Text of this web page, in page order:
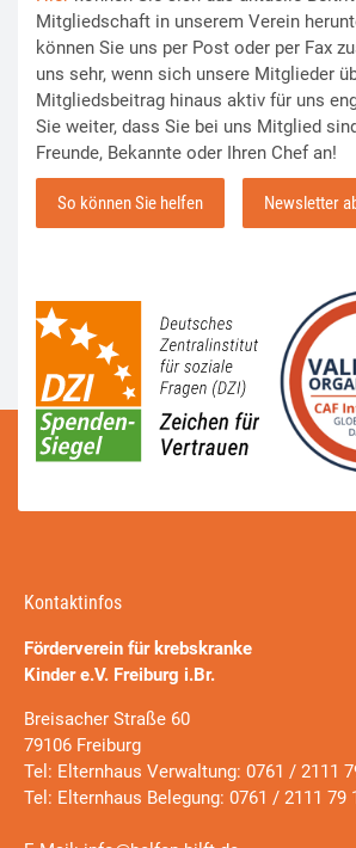
Mitgliedschaft in unserem Verein
können Sie uns per Post oder per Fax
uns sehr, wenn sich unsere Mitglieder
Mitgliedsbeitrag hinaus aktiv für uns
Sie weiter, dass Sie bei uns Mitglied
Freunde, Bekannte oder Ihren Chef an!
So können Sie helfen Newsletter
Kontaktinfos
Förderverein für krebskranke
Kinder e.V. Freiburg i.Br.
Breisacher Straße 60
79106 Freiburg
Tel: Elternhaus Verwaltung: 0761 / 2111
Tel: Elternhaus Belegung: 0761 / 2111 79